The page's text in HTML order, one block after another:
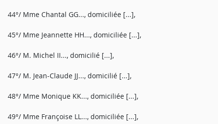
44°/ Mme Chantal GG..., domiciliée [...],
45°/ Mme Jeannette HH..., domiciliée [...],
46°/ M. Michel II..., domicilié [...],
47°/ M. Jean-Claude JJ..., domicilié [...],
48°/ Mme Monique KK..., domiciliée [...],
49°/ Mme Françoise LL..., domiciliée [...],